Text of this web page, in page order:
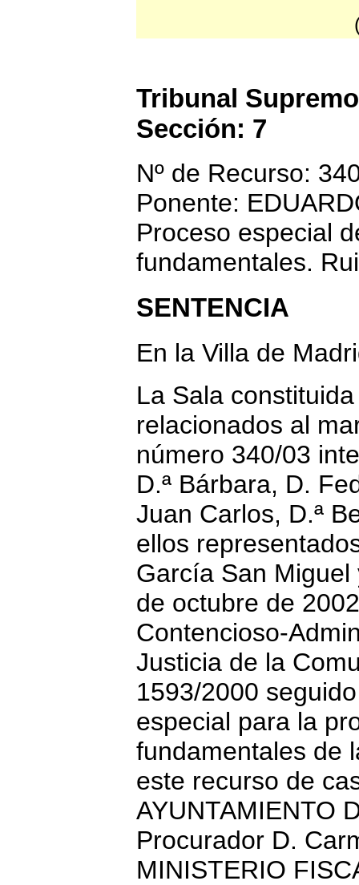
Tribunal
Sección: 7
Nº de Recurso:
Ponente:
Proceso especial
fundamentales.
SENTENCIA
En la Villa de
La Sala
relacionados al
número 340/03
D.ª Bárbara, D.
Juan Carlos, D.ª
ellos
García San
de octubre de
Contencioso-
Justicia de la
1593/2000
especial para la
fundamentales de
este recurso de
AYUNTAMIENTO
Procurador D.
MINISTERIO